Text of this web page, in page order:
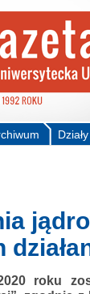
Działy
roku